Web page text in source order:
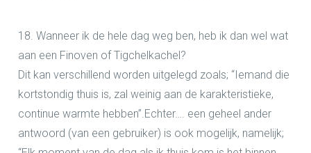
18. Wanneer ik de hele dag weg ben, heb ik dan wel wat
aan een Finoven of Tigchelkachel?
Dit kan verschillend worden uitgelegd zoals; “Iemand die
kortstondig thuis is, zal weinig aan de karakteristieke,
continue warmte hebben”.Echter…. een geheel ander
antwoord (van een gebruiker) is ook mogelijk, namelijk;